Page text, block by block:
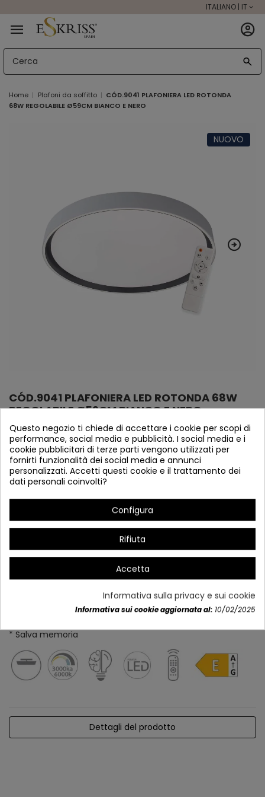
ITALIANO | IT
Home Plafoni da soffitto
CÓD.9041 PLAFONIERA LED ROTONDA
68W REGOLABILE Ø59CM BIANCO E NERO
NUOVO
CÓD.9041 PLAFONIERA LED ROTONDA 68W
REGOLABILE Ø59CM BIANCO E NERO
Riferimento 9041
"NOVITA 2025" IN MAGAZZINO
Soffitto a led acrilico e metallo in bianco e nero
* Salva memoria
Dettagli del prodotto
Questo negozio ti chiede di accettare i cookie per scopi di
performance, social media e pubblicità. I social media e i
cookie pubblicitari di terze parti vengono utilizzati per
fornirti funzionalità dei social media e annunci
personalizzati. Accetti questi cookie e il trattamento dei
dati personali coinvolti?
Configura
Rifiuta
Accetta
Informativa sulla privacy e sui cookie
Informativa sui cookie aggiornata al: 10/02/2025